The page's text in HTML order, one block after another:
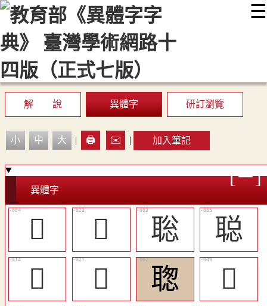
☰
::: 最新消息 常見問題 編輯說明
顯示模式
網站導覽
解 說 異體字 研訂瀏覽
小 中 大 | 🖨️ ✉️ | 加入筆記
異體字
𦕻 󴬜 聡
聪
󴬔
󴬚 聦
󴬏